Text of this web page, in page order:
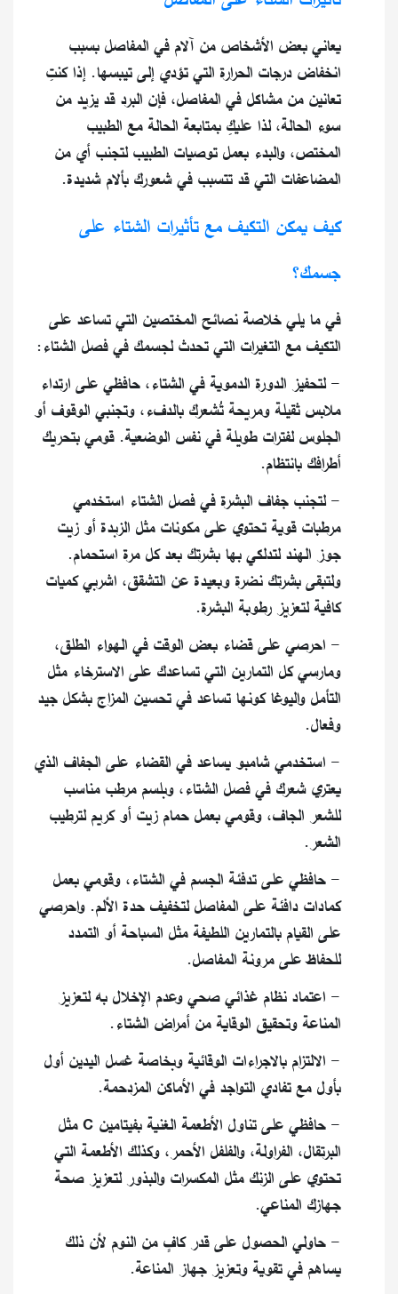
يعاني بعض الأشخاص من آلام في المفاصل بسبب
انخفاض درجات الحرارة التي تؤدي إلى تيبسها. إذا كنتِ
تعانين من مشاكل في المفاصل، فإن البرد قد يزيد من
سوء الحالة، لذا عليكِ بمتابعة الحالة مع الطبيب
المختص، والبدء بعمل توصيات الطبيب لتجنب أي من
المضاعفات التي قد تتسبب في شعورك بألام شديدة.
كيف يمكن التكيف مع تأثيرات الشتاء على
جسمك؟
في ما يلي خلاصة نصائح المختصين التي تساعد على
التكيف مع التغيرات التي تحدث لجسمك في فصل الشتاء:
- لتحفيز الدورة الدموية في الشتاء، حافظي على ارتداء
ملابس ثقيلة ومريحة تُشعرك بالدفء، وتجنبي الوقوف أو
الجلوس لفترات طويلة في نفس الوضعية. قومي بتحريك
أطرافك بانتظام.
- لتجنب جفاف البشرة في فصل الشتاء استخدمي
مرطبات قوية تحتوي على مكونات مثل الزبدة أو زيت
جوز الهند لتدلكي بها بشرتك بعد كل مرة استحمام.
ولتبقى بشرتك نضرة وبعيدة عن التشقق، اشربي كميات
كافية لتعزيز رطوبة البشرة.
- احرصي على قضاء بعض الوقت في الهواء الطلق،
ومارسي كل التمارين التي تساعدك على الاسترخاء مثل
التأمل واليوغا كونها تساعد في تحسين المزاج بشكل جيد
وفعال.
- استخدمي شامبو يساعد في القضاء على الجفاف الذي
يعتري شعرك في فصل الشتاء، وبلسم مرطب مناسب
للشعر الجاف، وقومي بعمل حمام زيت أو كريم لترطيب
الشعر.
- حافظي على تدفئة الجسم في الشتاء، وقومي بعمل
كمادات دافئة على المفاصل لتخفيف حدة الألم. واحرصي
على القيام بالتمارين اللطيفة مثل السباحة أو التمدد
للحفاظ على مرونة المفاصل.
- اعتماد نظام غذائي صحي وعدم الإخلال به لتعزيز
المناعة وتحقيق الوقاية من أمراض الشتاء.
- الالتزام بالاجراءات الوقائية وبخاصة غسل اليدين أول
بأول مع تفادي التواجد في الأماكن المزدحمة.
- حافظي على تناول الأطعمة الغنية بفيتامين C مثل
البرتقال، الفراولة، والفلفل الأحمر، وكذلك الأطعمة التي
تحتوي على الزنك مثل المكسرات والبذور لتعزيز صحة
جهازك المناعي.
- حاولي الحصول على قدر كافٍ من النوم لأن ذلك
يساهم في تقوية وتعزيز جهاز المناعة.